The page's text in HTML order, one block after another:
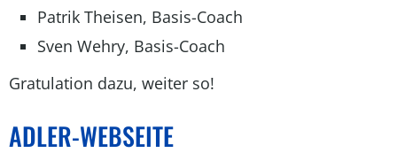
Patrik Theisen, Basis-Coach
Sven Wehry, Basis-Coach
Gratulation dazu, weiter so!
ADLER-WEBSEITE